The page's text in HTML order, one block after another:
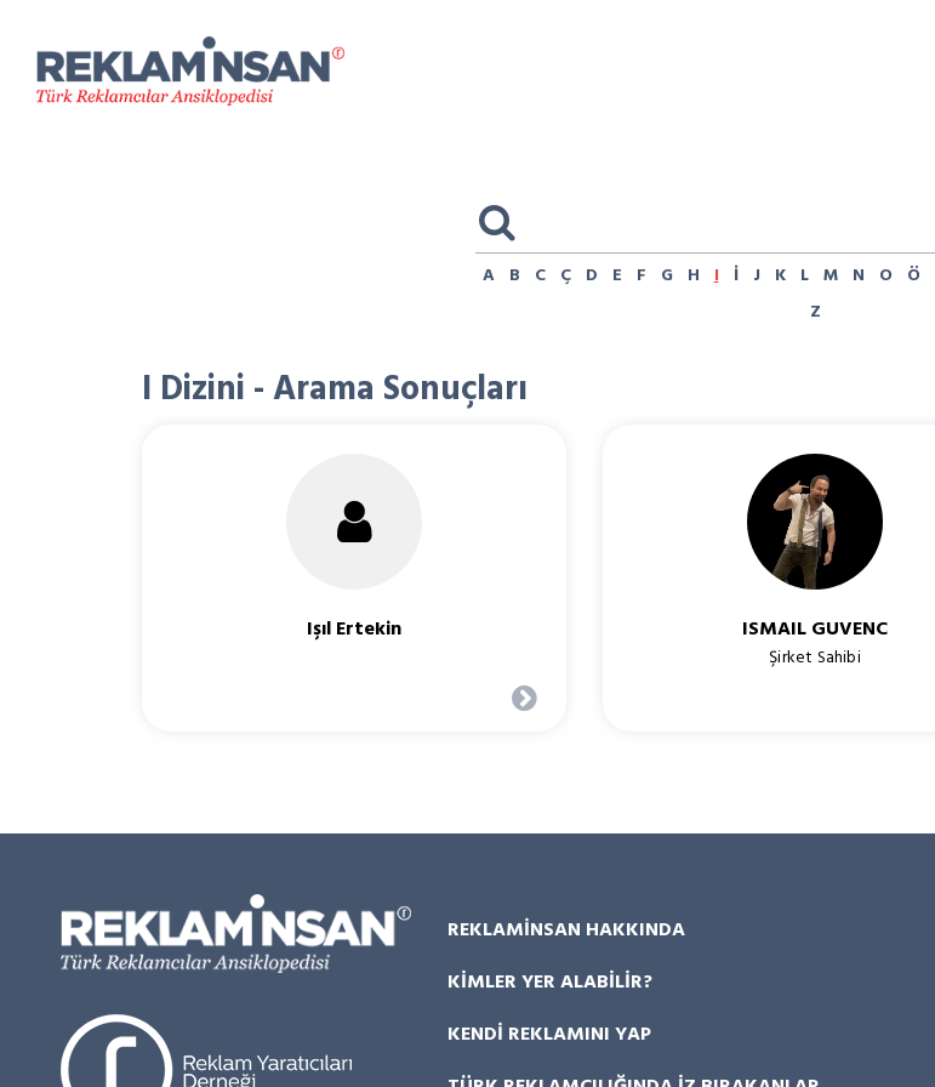
A B C Ç D E F G H I İ J K L M N O Ö
Z
I Dizini - Arama Sonuçları
Işıl Ertekin ISMAIL GUVENC
Şirket Sahibi
REKLAMİNSAN HAKKINDA
KIMLER YER ALABILIR?
KENDI REKLAMINI YAP